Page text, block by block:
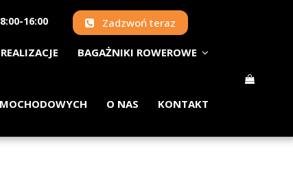
16:00 Zadzwoń teraz
BAGAŻNIKI ROWEROWE
O NAS KONTAKT